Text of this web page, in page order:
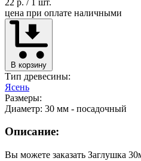
цена при оплате наличными
В корзину
Тип древесины:
Ясень
Размеры:
Диаметр: 30 мм - посадочный
Описание:
Вы можете заказать Заглушка